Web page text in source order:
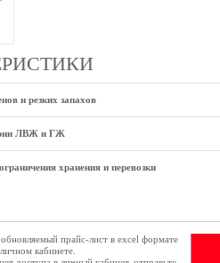
и резких запахов
ЛВЖ и ГЖ
хранения и перевозки
прайс-лист в excel формате
личном кабинете.